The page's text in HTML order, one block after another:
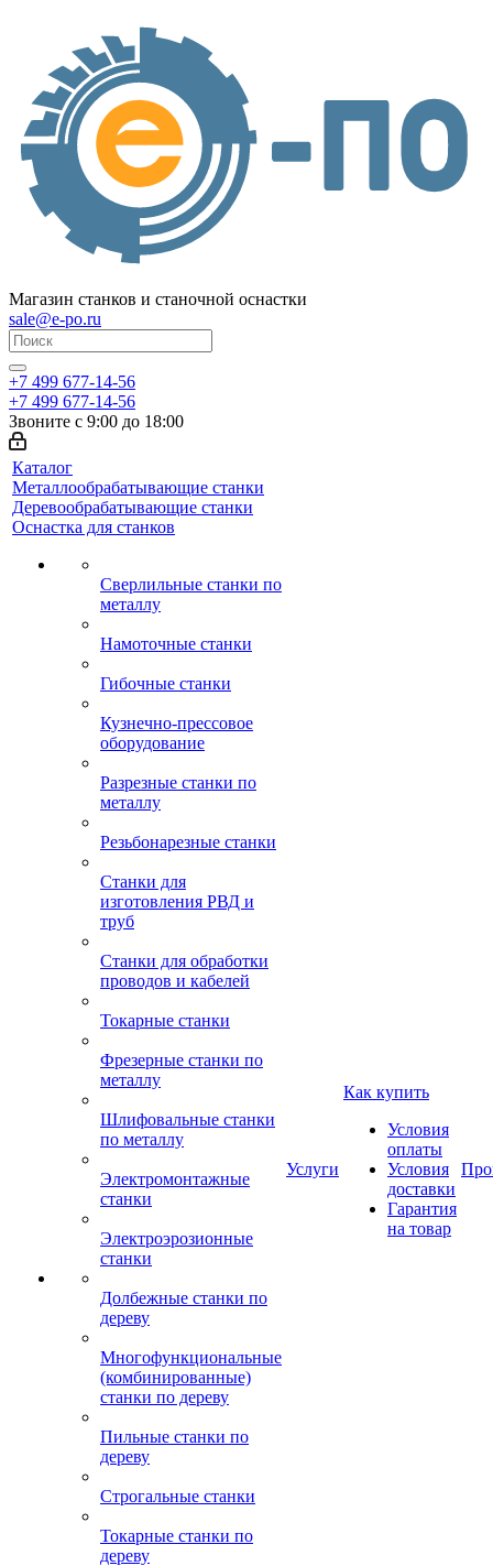
Магазин станков и станочной оснастки
sale@e-po.ru
+7 499 677-14-56
+7 499 677-14-56
Звоните с 9:00 до 18:00
Каталог
Металлообрабатывающие станки
Деревообрабатывающие станки
Оснастка для станков
Сверлильные станки по
металлу
Намоточные станки
Гибочные станки
Кузнечно-прессовое
оборудование
Разрезные станки по
металлу
Резьбонарезные станки
Станки для
изготовления РВД и
труб
Станки для обработки
проводов и кабелей
Токарные станки
Фрезерные станки по
металлу
Шлифовальные станки
по металлу
Электромонтажные
станки
Электроэрозионные
станки
Долбежные станки по
дереву
Многофункциональные
(комбинированные)
станки по дереву
Пильные станки по
дереву
Строгальные станки
Токарные станки по
дереву
Услуги
Как купить
Условия
оплаты
Условия
доставки
Гарантия
на товар